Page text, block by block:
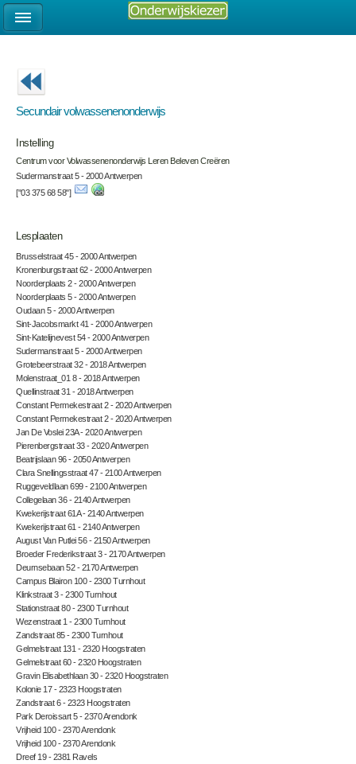
Secundair volwassenenonderwijs
Instelling
Centrum voor Volwassenenonderwijs Leren Beleven Creëren
Sudermanstraat 5 - 2000 Antwerpen
["03 375 68 58"]
Lesplaaten
Brusselstraat 45 - 2000 Antwerpen
Kronenburgstraat 62 - 2000 Antwerpen
Noorderplaats 2 - 2000 Antwerpen
Noorderplaats 5 - 2000 Antwerpen
Oudaan 5 - 2000 Antwerpen
Sint-Jacobsmarkt 41 - 2000 Antwerpen
Sint-Katelijnevest 54 - 2000 Antwerpen
Sudermanstraat 5 - 2000 Antwerpen
Grotebeerstraat 32 - 2018 Antwerpen
Molenstraat_01 8 - 2018 Antwerpen
Quellinstraat 31 - 2018 Antwerpen
Constant Permekestraat 2 - 2020 Antwerpen
Constant Permekestraat 2 - 2020 Antwerpen
Jan De Voslei 23A - 2020 Antwerpen
Pierenbergstraat 33 - 2020 Antwerpen
Beatrijslaan 96 - 2050 Antwerpen
Clara Snellingsstraat 47 - 2100 Antwerpen
Ruggeveldlaan 699 - 2100 Antwerpen
Collegelaan 36 - 2140 Antwerpen
Kwekerijstraat 61A - 2140 Antwerpen
Kwekerijstraat 61 - 2140 Antwerpen
August Van Putlei 56 - 2150 Antwerpen
Broeder Frederikstraat 3 - 2170 Antwerpen
Deurnsebaan 52 - 2170 Antwerpen
Campus Blairon 100 - 2300 Turnhout
Klinkstraat 3 - 2300 Turnhout
Stationstraat 80 - 2300 Turnhout
Wezenstraat 1 - 2300 Turnhout
Zandstraat 85 - 2300 Turnhout
Gelmelstraat 131 - 2320 Hoogstraten
Gelmelstraat 60 - 2320 Hoogstraten
Gravin Elisabethlaan 30 - 2320 Hoogstraten
Kolonie 17 - 2323 Hoogstraten
Zandstraat 6 - 2323 Hoogstraten
Park Deroissart 5 - 2370 Arendonk
Vrijheid 100 - 2370 Arendonk
Vrijheid 100 - 2370 Arendonk
Dreef 19 - 2381 Ravels